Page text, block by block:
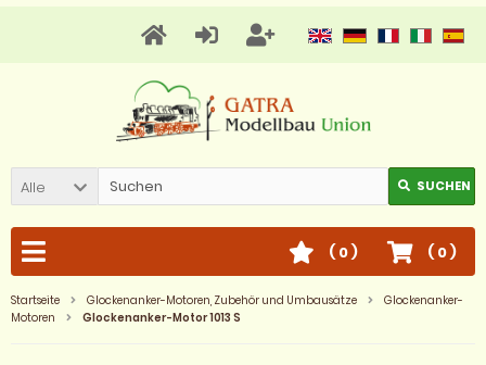
Alle SUCHEN
( 0)
( 0)
Startseite Glockenanker-Motoren, Zubehör und Umbausätze
Glockenanker-
Motoren
Glockenanker-Motor 1013 S